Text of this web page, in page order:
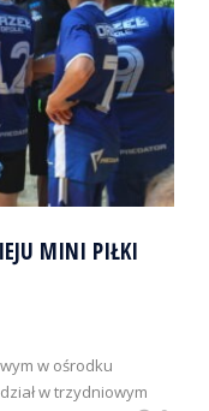
MINI PIŁKI
w ośrodku
w trzydniowym